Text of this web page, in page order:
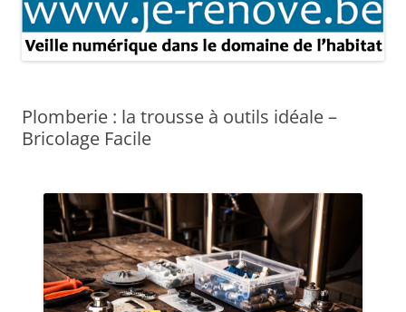
Plomberie : la trousse à outils idéale –
Bricolage Facile